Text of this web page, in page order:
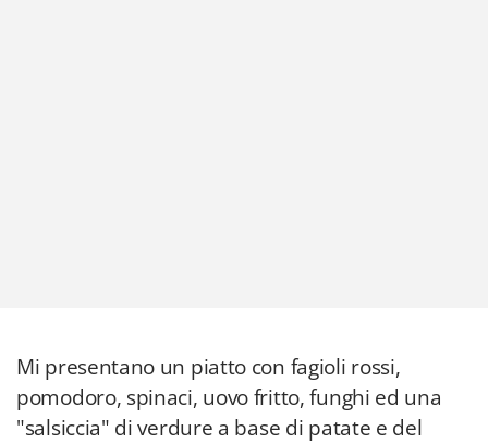
Mi presentano un piatto con fagioli rossi,
pomodoro, spinaci, uovo fritto, funghi ed una
"salsiccia" di verdure a base di patate e del